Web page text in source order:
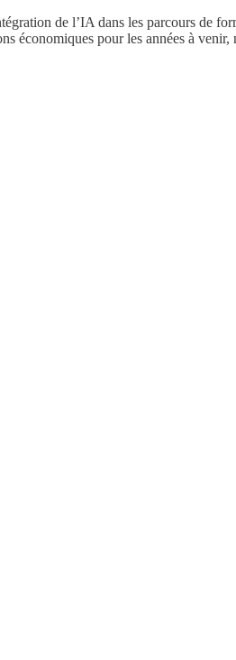
de l’IA dans les parcours de
économiques pour les années à